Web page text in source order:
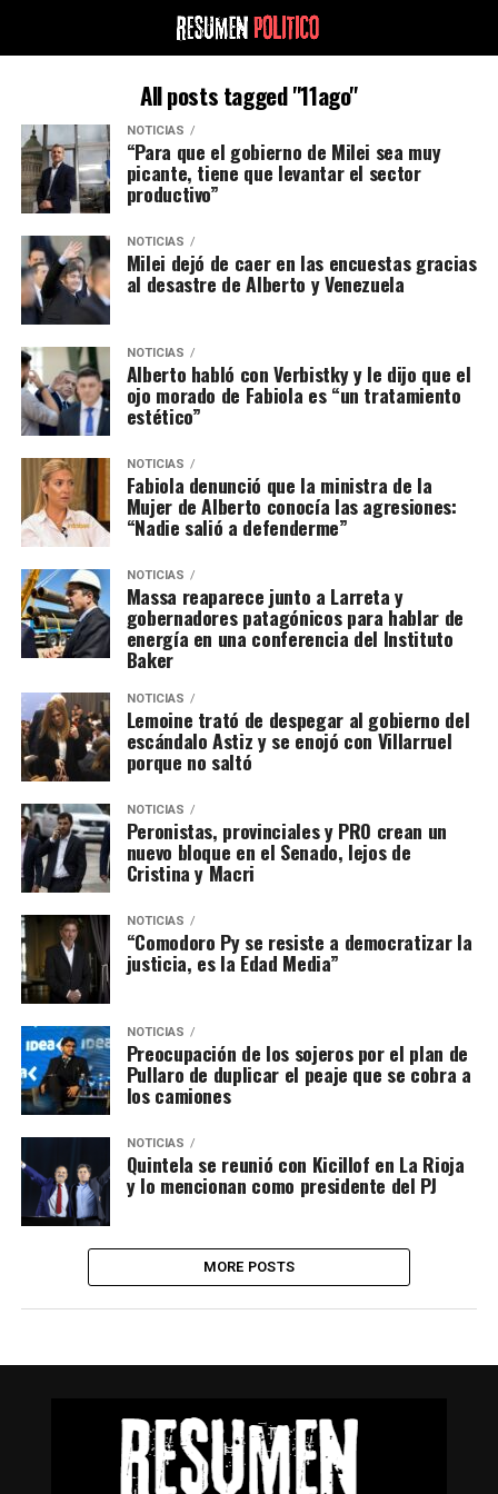
All posts tagged "11ago"
NOTICIAS
“Para que el gobierno de Milei sea muy
picante, tiene que levantar el sector
productivo”
NOTICIAS
Milei dejó de caer en las encuestas gracias
al desastre de Alberto y Venezuela
NOTICIAS
Alberto habló con Verbistky y le dijo que el
ojo morado de Fabiola es “un tratamiento
estético”
NOTICIAS
Fabiola denunció que la ministra de la
Mujer de Alberto conocía las agresiones:
“Nadie salió a defenderme”
NOTICIAS
Massa reaparece junto a Larreta y
gobernadores patagónicos para hablar de
energía en una conferencia del Instituto
Baker
NOTICIAS
Lemoine trató de despegar al gobierno del
escándalo Astiz y se enojó con Villarruel
porque no saltó
NOTICIAS
Peronistas, provinciales y PRO crean un
nuevo bloque en el Senado, lejos de
Cristina y Macri
NOTICIAS
“Comodoro Py se resiste a democratizar la
justicia, es la Edad Media”
NOTICIAS
Preocupación de los sojeros por el plan de
Pullaro de duplicar el peaje que se cobra a
los camiones
NOTICIAS
Quintela se reunió con Kicillof en La Rioja
y lo mencionan como presidente del PJ
MORE POSTS